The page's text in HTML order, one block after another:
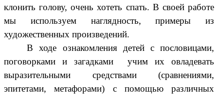
клонить голову, очень хотеть спать. В своей работе
мы используем наглядность, примеры из
художественных произведений.
В ходе ознакомления детей с пословицами,
поговорками и загадками учим их овладевать
выразительными средствами (сравнениями,
эпитетами, метафорами) с помощью различных